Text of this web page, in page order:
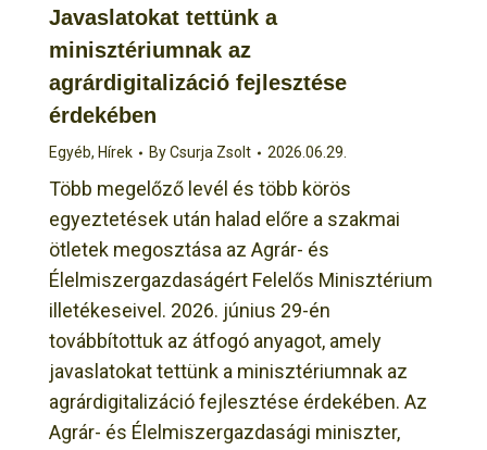
Javaslatokat tettünk a
minisztériumnak az
agrárdigitalizáció fejlesztése
érdekében
Egyéb, Hírek ByCsurja Zsolt 2026.06.29.
Több megelőző levél és több körös
egyeztetések után halad előre a szakmai
ötletek megosztása az Agrár- és
Élelmiszergazdaságért Felelős Minisztérium
illetékeseivel. 2026. június 29-én
továbbítottuk az átfogó anyagot, amely
javaslatokat tettünk a minisztériumnak az
agrárdigitalizáció fejlesztése érdekében. Az
Agrár- és Élelmiszergazdasági miniszter,